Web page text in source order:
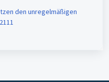
den unregelmäßigen